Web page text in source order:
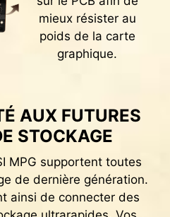
mieux résister au
poids de la carte
graphique.
AUX FUTURES
STOCKAGE
MPG supportent toutes
de dernière génération.
ainsi de connecter des
XMP
MSI sont testés et
LAB. Ils sont facilement
de démarrage
une mémoire
et rapide.
gaming parfaite.
MODE AVANCÉ